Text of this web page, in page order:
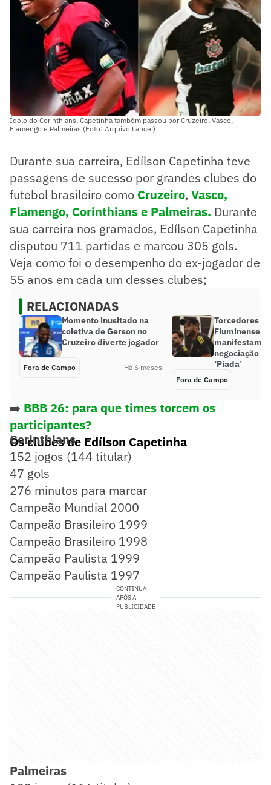
Ídolo do Corinthians, Capetinha também passou por Cruzeiro, Vasco,
Flamengo e Palmeiras (Foto: Arquivo Lance!)
Durante sua carreira, Edílson Capetinha teve
passagens de sucesso por grandes clubes do
futebol brasileiro como Cruzeiro, Vasco,
Flamengo, Corinthians e Palmeiras. Durante
sua carreira nos gramados, Edílson Capetinha
disputou 711 partidas e marcou 305 gols.
Veja como foi o desempenho do ex-jogador de
55 anos em cada um desses clubes;
RELACIONADAS
Momento inusitado na
coletiva de Gerson no
Cruzeiro diverte jogador
Fora de Campo Há 6 meses
Torcedores do
Fluminense se
manifestam
negociação
‘Piada’
Fora de Campo
➡️ BBB 26: para que times torcem os
participantes?
Os clubes de Edílson Capetinha
Corinthians
152 jogos (144 titular)
47 gols
276 minutos para marcar
Campeão Mundial 2000
Campeão Brasileiro 1999
Campeão Brasileiro 1998
Campeão Paulista 1999
Campeão Paulista 1997
CONTINUA
APÓS A
PUBLICIDADE
Palmeiras